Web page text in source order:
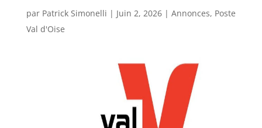
par Patrick Simonelli | Juin 2, 2026| Annonces, Poste
Val d'Oise